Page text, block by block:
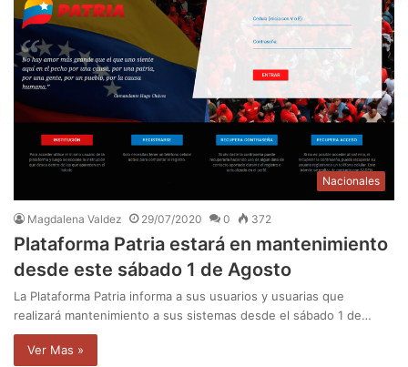
Nacionales
Magdalena Valdez 29/07/2020 0 372
Plataforma Patria estará en mantenimiento
desde este sábado 1 de Agosto
La Plataforma Patria informa a sus usuarios y usuarias que
realizará mantenimiento a sus sistemas desde el sábado 1 de…
Ver Mas »